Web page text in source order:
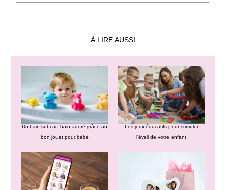
À LIRE AUSSI
Du bain subi au bain adoré grâce au
bon jouet pour bébé
Les jeux éducatifs pour stimuler
l'éveil de votre enfant